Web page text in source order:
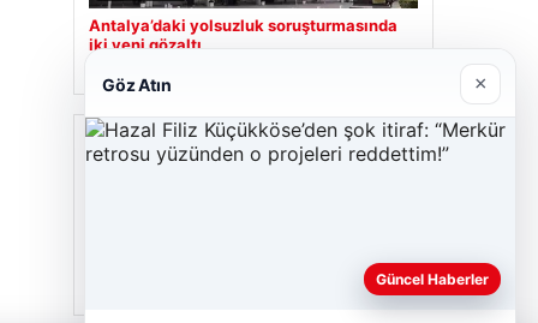
Antalya’daki yolsuzluk soruşturmasında
iki yeni gözaltı
Son Eklenen Firmalar
Göz Atın ×
Güncel Haberler